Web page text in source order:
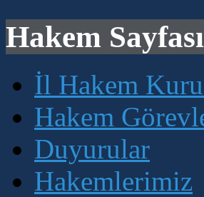
Hakem Sayfası
İl Hakem
Hakem
Duyurular
Hakemlerimiz